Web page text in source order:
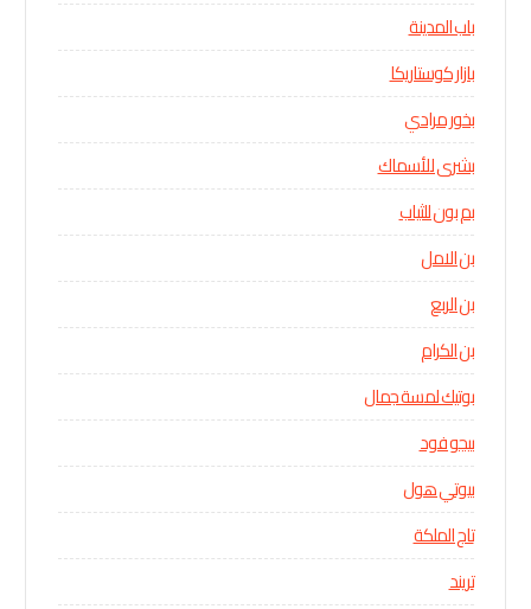
باب المدينة
بازار كوستاريكا
بخور مرادي
بشرى للأسماك
بم بون للثياب
بن الامل
بن الربع
بن الكرام
بوتيك لمسة جمال
بيجو فود
بيوتي هول
تاج الملكة
تريند